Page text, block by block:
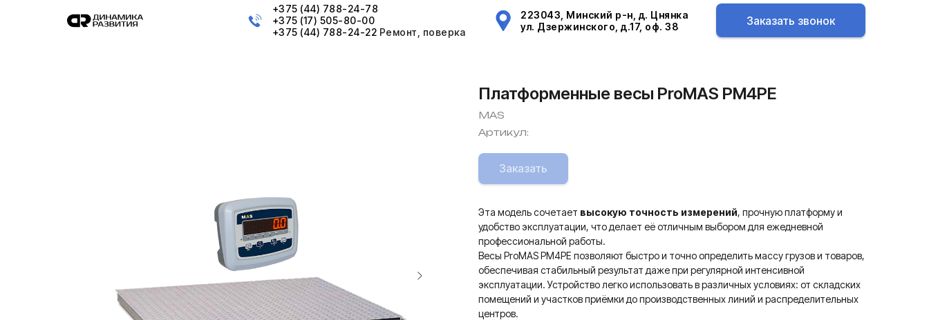
+375 (44) 788-24-78
+375 (17) 505-80-00
+375 (44) 788-24-22 Ремонт, поверка
223043, Минский р-н, д. Цнянка
ул. Дзержинского, д.17, оф. 38
Заказать звонок
Платформенные весы ProMAS PM4PE
MAS
Артикул:
Заказать
Эта модель сочетает высокую точность измерений, прочную платформу и
удобство эксплуатации, что делает её отличным выбором для ежедневной
профессиональной работы.
Весы ProMAS PM4PE позволяют быстро и точно определить массу грузов и товаров,
обеспечивая стабильный результат даже при регулярной интенсивной
эксплуатации. Устройство легко использовать в различных условиях: от складских
помещений и участков приёмки до производственных линий и распределительных
центров.